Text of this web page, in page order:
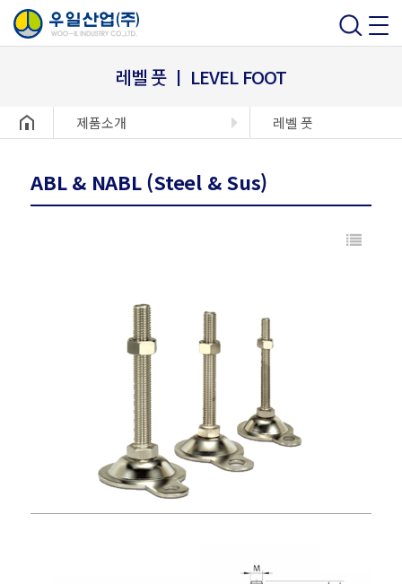
레벨 풋 ㅣ LEVEL FOOT
헤더설정 제품소개 레벨 풋
ABL & NABL (Steel & Sus)